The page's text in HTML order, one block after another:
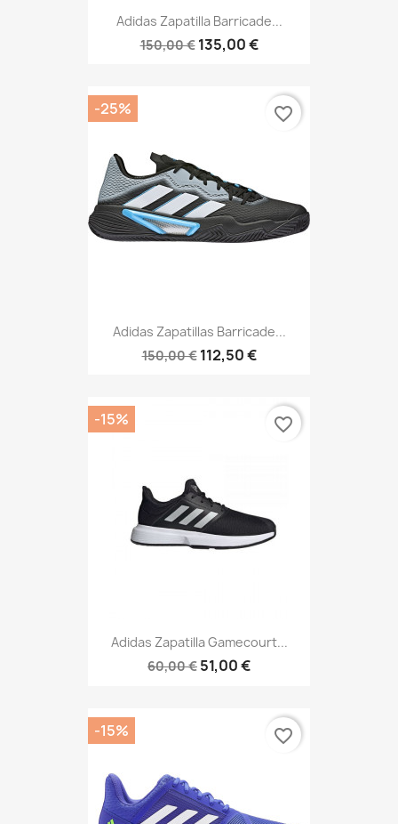
Adidas Zapatilla Barricade...
150,00 € 135,00 €
Adidas Zapatillas Barricade...
150,00 € 112,50 €
-25% favorite_border
Adidas Zapatilla Gamecourt...
60,00 € 51,00 €
-15% favorite_border
-15% favorite_border